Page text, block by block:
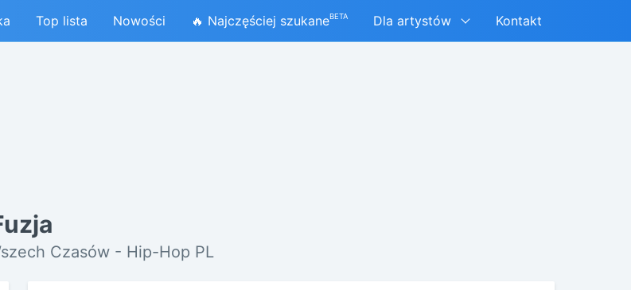
Top lista Nowości 🔥 Najczęściej szukaneBETA Dla artystów Kontakt
Czasów - Hip-Hop PL